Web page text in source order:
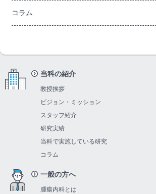
コラム
当科の紹介
教授挨拶
ビジョン・ミッション
スタッフ紹介
研究実績
当科で実施している研究
コラム
一般の方へ
腫瘍内科とは